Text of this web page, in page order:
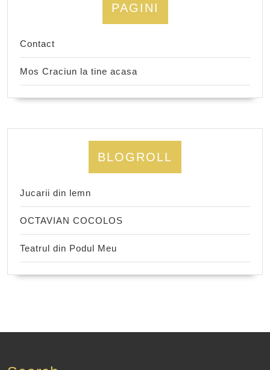
PAGINI
Contact
Mos Craciun la tine acasa
BLOGROLL
Jucarii din lemn
OCTAVIAN COCOLOS
Teatrul din Podul Meu